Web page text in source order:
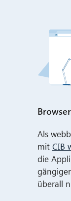
Als
mit CIB
die
überall